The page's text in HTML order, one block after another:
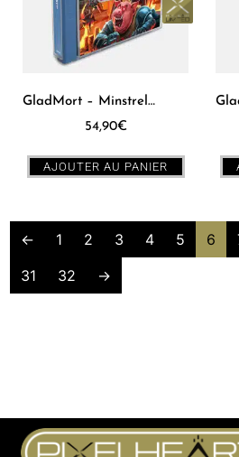
GladMort – Minstrel Edition – Dreamcast [PAL]
54,90€
AJOUTER AU PANIER
← 1 2 3 4 5 6
31
32 →